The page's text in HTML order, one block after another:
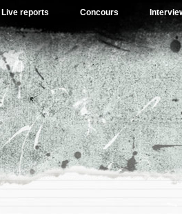
Live reports Concours